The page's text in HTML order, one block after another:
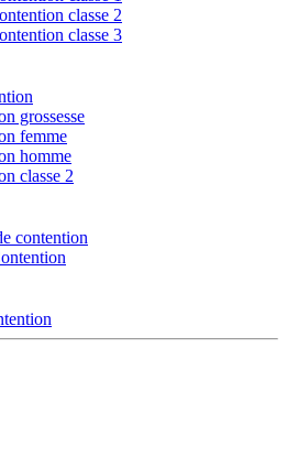
classe 2
classe 3
grossesse
femme
homme
classe 2
contention